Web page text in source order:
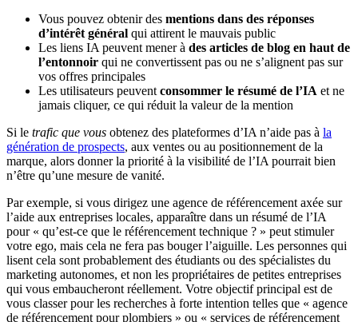
Vous pouvez obtenir des mentions dans des réponses
d’intérêt général qui attirent le mauvais public
Les liens IA peuvent mener à des articles de blog en haut de
l’entonnoir qui ne convertissent pas ou ne s’alignent pas sur
vos offres principales
Les utilisateurs peuvent consommer le résumé de l’IA et ne
jamais cliquer, ce qui réduit la valeur de la mention
Si le trafic que vous obtenez des plateformes d’IA n’aide pas à la
génération de prospects, aux ventes ou au positionnement de la
marque, alors donner la priorité à la visibilité de l’IA pourrait bien
n’être qu’une mesure de vanité.
Par exemple, si vous dirigez une agence de référencement axée sur
l’aide aux entreprises locales, apparaître dans un résumé de l’IA
pour « qu’est-ce que le référencement technique ? » peut stimuler
votre ego, mais cela ne fera pas bouger l’aiguille. Les personnes qui
lisent cela sont probablement des étudiants ou des spécialistes du
marketing autonomes, et non les propriétaires de petites entreprises
qui vous embaucheront réellement. Votre objectif principal est de
vous classer pour les recherches à forte intention telles que « agence
de référencement pour plombiers » ou « services de référencement